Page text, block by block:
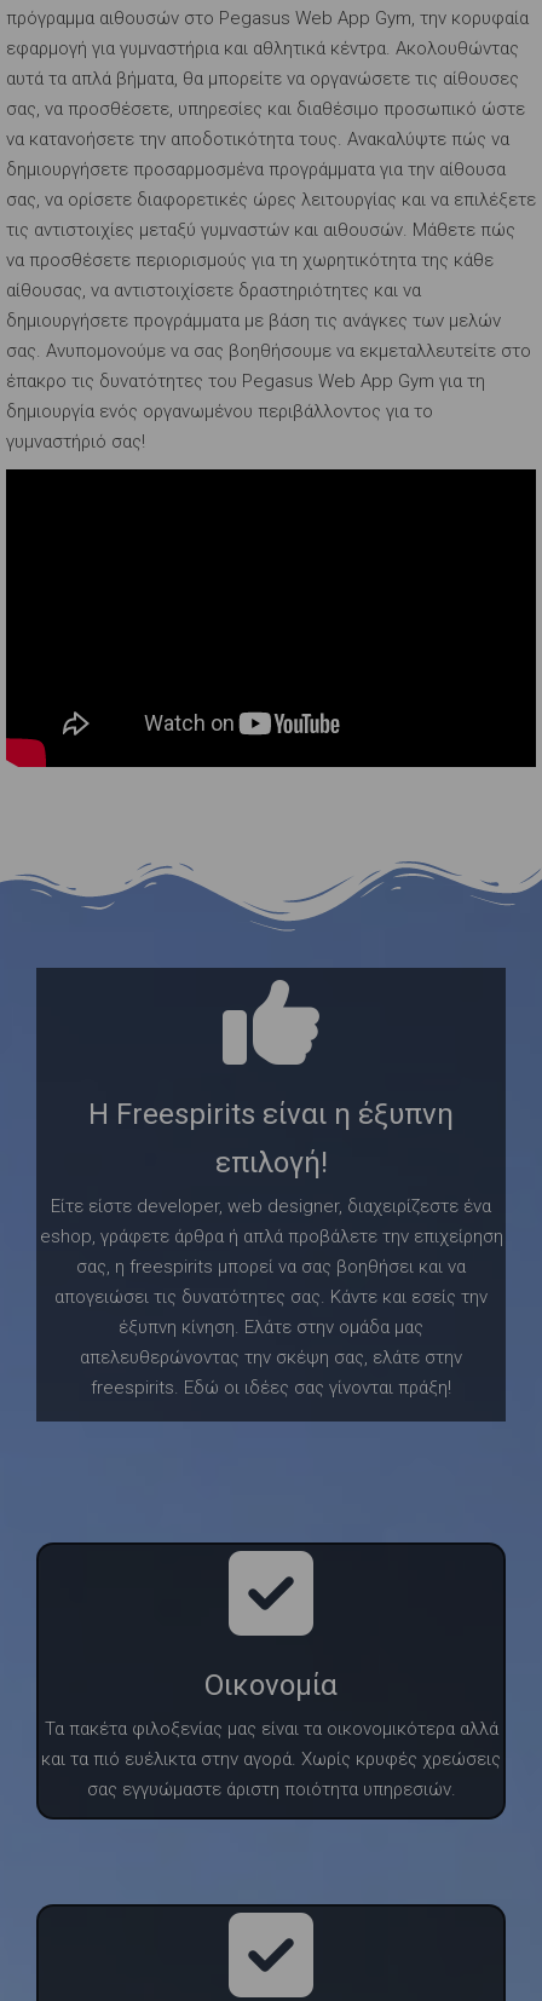
πρόγραμμα αιθουσών στο Pegasus Web App Gym, την κορυφαία
εφαρμογή για γυμναστήρια και αθλητικά κέντρα. Ακολουθώντας
αυτά τα απλά βήματα, θα μπορείτε να οργανώσετε τις αίθουσες
σας, να προσθέσετε, υπηρεσίες και διαθέσιμο προσωπικό ώστε
να κατανοήσετε την αποδοτικότητα τους. Ανακαλύψτε πώς να
δημιουργήσετε προσαρμοσμένα προγράμματα για την αίθουσα
σας, να ορίσετε διαφορετικές ώρες λειτουργίας και να επιλέξετε
τις αντιστοιχίες μεταξύ γυμναστών και αιθουσών. Μάθετε πώς
να προσθέσετε περιορισμούς για τη χωρητικότητα της κάθε
αίθουσας, να αντιστοιχίσετε δραστηριότητες και να
δημιουργήσετε προγράμματα με βάση τις ανάγκες των μελών
σας. Ανυπομονούμε να σας βοηθήσουμε να εκμεταλλευτείτε στο
έπακρο τις δυνατότητες του Pegasus Web App Gym για τη
δημιουργία ενός οργανωμένου περιβάλλοντος για το
γυμναστήριό σας!
Η Freespirits είναι η έξυπνη
επιλογή!
Είτε είστε developer, web designer, διαχειρίζεστε ένα
eshop, γράφετε άρθρα ή απλά προβάλετε την επιχείρηση
σας, η freespirits μπορεί να σας βοηθήσει και να
απογειώσει τις δυνατότητες σας. Κάντε και εσείς την
έξυπνη κίνηση. Ελάτε στην ομάδα μας
απελευθερώνοντας την σκέψη σας, ελάτε στην
freespirits. Εδώ οι ιδέες σας γίνονται πράξη!
Οικονομία
Τα πακέτα φιλοξενίας μας είναι τα οικονομικότερα αλλά
και τα πιό ευέλικτα στην αγορά. Χωρίς κρυφές χρεώσεις
σας εγγυώμαστε άριστη ποιότητα υπηρεσιών.